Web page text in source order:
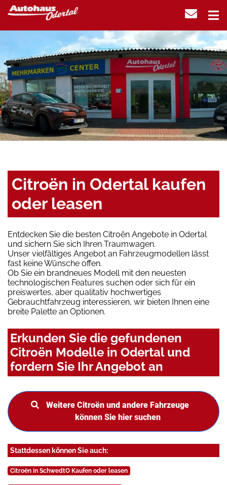
Citroën in Odertal kaufen
oder leasen
Entdecken Sie die besten Citroën Angebote in Odertal
und sichern Sie sich Ihren Traumwagen.
Unser vielfältiges Angebot an Fahrzeugmodellen lässt
fast keine Wünsche offen.
Ob Sie ein brandneues Modell mit den neuesten
technologischen Features suchen oder sich für ein
preiswertes, aber qualitativ hochwertiges
Gebrauchtfahrzeug interessieren, wir bieten Ihnen eine
breite Palette an Optionen.
Erkunden Sie die gefundenen
Citroën Modelle in Odertal und
fordern Sie Ihr Angebot an
Weitere Citroën und andere Fahrzeuge
können Sie hier suchen
Stattdessen können Sie auch:
Citroën in SchwedtO Kaufen oder leasen